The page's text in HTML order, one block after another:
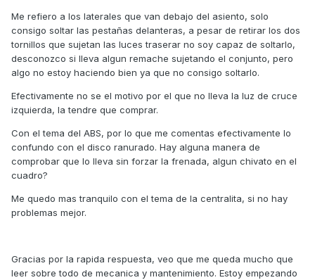
Me refiero a los laterales que van debajo del asiento, solo
consigo soltar las pestañas delanteras, a pesar de retirar los dos
tornillos que sujetan las luces traserar no soy capaz de soltarlo,
desconozco si lleva algun remache sujetando el conjunto, pero
algo no estoy haciendo bien ya que no consigo soltarlo.
Efectivamente no se el motivo por el que no lleva la luz de cruce
izquierda, la tendre que comprar.
Con el tema del ABS, por lo que me comentas efectivamente lo
confundo con el disco ranurado. Hay alguna manera de
comprobar que lo lleva sin forzar la frenada, algun chivato en el
cuadro?
Me quedo mas tranquilo con el tema de la centralita, si no hay
problemas mejor.
Gracias por la rapida respuesta, veo que me queda mucho que
leer sobre todo de mecanica y mantenimiento. Estoy empezando